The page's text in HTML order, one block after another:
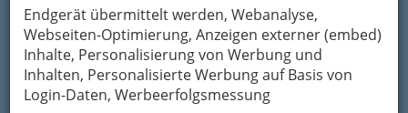
Endgerät übermittelt werden, Webanalyse,
Webseiten-Optimierung, Anzeigen externer (embed)
Inhalte, Personalisierung von Werbung und
Inhalten, Personalisierte Werbung auf Basis von
Login-Daten, Werbeerfolgsmessung
rund um die Uhr!“Mehr Infos auf unserer
Homepage.
Kategorien